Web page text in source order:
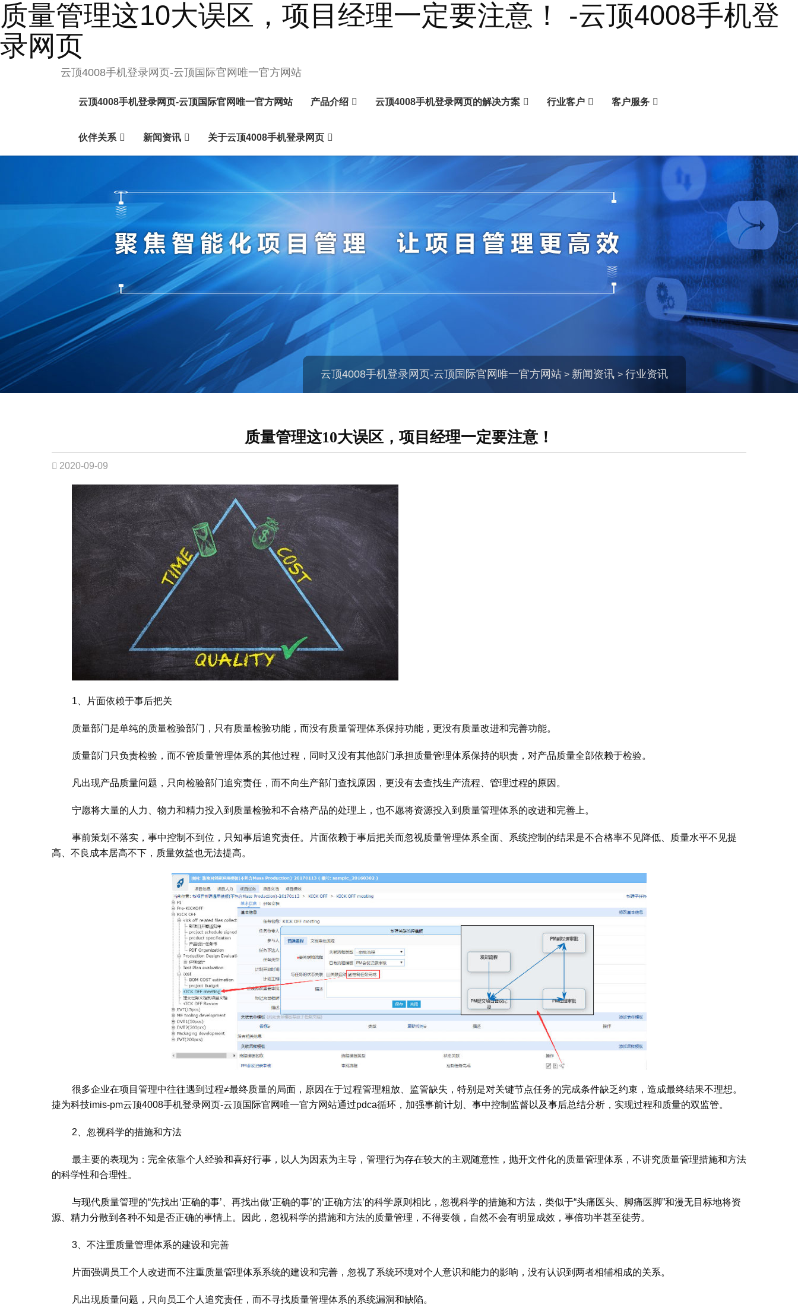
质量管理这10大误区，项目经理一定要注意！ -云顶4008手机登
录网页
云顶4008手机登录网页-云顶国际官网唯一官方网站
云顶4008手机登录网页-云顶国际官网唯一官方网站 产品介绍 云顶4008手机登录网页的解决方案 行业客户 客户服务
伙伴关系 新闻资讯 关于云顶4008手机登录网页
云顶4008手机登录网页-云顶国际官网唯一官方网站 > 新闻资讯 > 行业资讯
质量管理这10大误区，项目经理一定要注意！
2020-09-09
1、片面依赖于事后把关
质量部门是单纯的质量检验部门，只有质量检验功能，而没有质量管理体系保持功能，更没有质量改进和完善功能。
质量部门只负责检验，而不管质量管理体系的其他过程，同时又没有其他部门承担质量管理体系保持的职责，对产品质量全部依赖于检验。
凡出现产品质量问题，只向检验部门追究责任，而不向生产部门查找原因，更没有去查找生产流程、管理过程的原因。
宁愿将大量的人力、物力和精力投入到质量检验和不合格产品的处理上，也不愿将资源投入到质量管理体系的改进和完善上。
事前策划不落实，事中控制不到位，只知事后追究责任。片面依赖于事后把关而忽视质量管理体系全面、系统控制的结果是不合格率不见降低、质量水平不见提
高、不良成本居高不下，质量效益也无法提高。
很多企业在项目管理中往往遇到过程≠最终质量的局面，原因在于过程管理粗放、监管缺失，特别是对关键节点任务的完成条件缺乏约束，造成最终结果不理想。
捷为科技imis-pm云顶4008手机登录网页-云顶国际官网唯一官方网站通过pdca循环，加强事前计划、事中控制监督以及事后总结分析，实现过程和质量的双监管。
2、忽视科学的措施和方法
最主要的表现为：完全依靠个人经验和喜好行事，以人为因素为主导，管理行为存在较大的主观随意性，抛开文件化的质量管理体系，不讲究质量管理措施和方法
的科学性和合理性。
与现代质量管理的“先找出‘正确的事’、再找出做‘正确的事’的‘正确方法’的科学原则相比，忽视科学的措施和方法，类似于“头痛医头、脚痛医脚”和漫无目标地将资
源、精力分散到各种不知是否正确的事情上。因此，忽视科学的措施和方法的质量管理，不得要领，自然不会有明显成效，事倍功半甚至徒劳。
3、不注重质量管理体系的建设和完善
片面强调员工个人改进而不注重质量管理体系系统的建设和完善，忽视了系统环境对个人意识和能力的影响，没有认识到两者相辅相成的关系。
凡出现质量问题，只向员工个人追究责任，而不寻找质量管理体系的系统漏洞和缺陷。